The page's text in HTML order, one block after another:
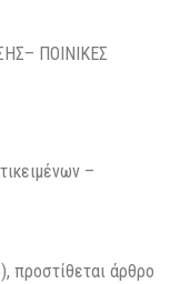
ΠΟΙΝΙΚΕΣ
–
προστίθεται άρθρο